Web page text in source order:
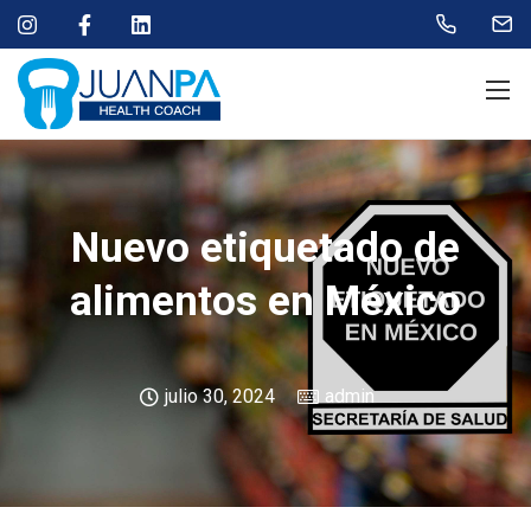
Nuevo etiquetado de
alimentos en México
julio 30, 2024 admin